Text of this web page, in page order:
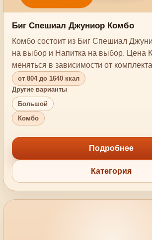
Биг Спешиал Джуниор Комбо
Комбо состоит из Биг Спешиал
на выбор и Напитка на выбор. Цена
меняться в зависимости от
от 804 до 1640 ккал
Другие варианты
Большой
Комбо
Подробнее
Категория